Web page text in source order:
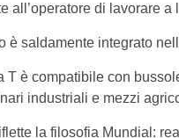
all’operatore di lavorare
è saldamente integrato
T è compatibile con
industriali e mezzi
la filosofia Mundial: